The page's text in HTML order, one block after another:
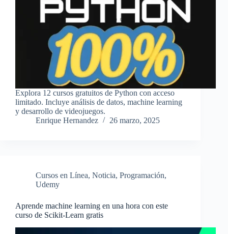
Explora 12 cursos gratuitos de Python con acceso
limitado. Incluye análisis de datos, machine learning
y desarrollo de videojuegos.
Enrique Hernandez
26 marzo, 2025
Cursos en Línea, Noticia, Programación,
Udemy
Aprende machine learning en una hora con este
curso de Scikit-Learn gratis